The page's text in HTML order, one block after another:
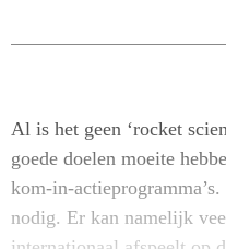
Al is het geen ‘rocket
goede doelen moeite
kom-in-
nodig. Er kan namelijk